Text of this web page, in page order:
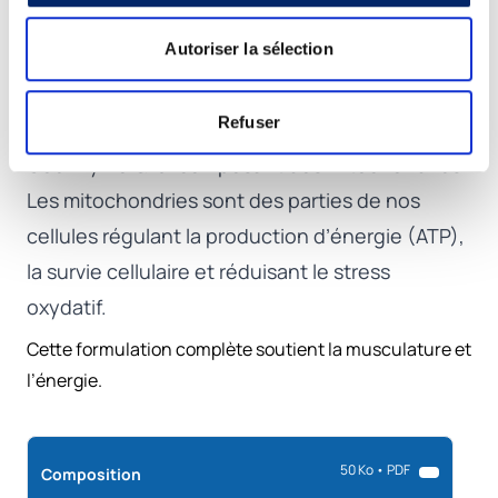
Autoriser la sélection
Refuser
contre le stress oxydatif.
Vitamine D3: contribue au maintien d’un
fonction musculaire normale et d’une ossature
Coenzyme Q10: composant des mitochondries.
Les mitochondries sont des parties de nos
cellules régulant la production d’énergie (ATP),
la survie cellulaire et réduisant le stress
oxydatif.
Cette formulation complète soutient la musculature et
l’énergie.
Composition 50 Ko • PDF